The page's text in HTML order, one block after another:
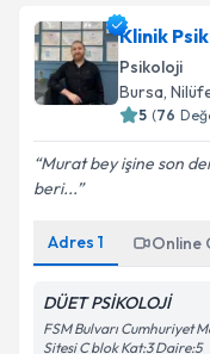
Klinik
Psikoloji
Bursa,
5 (76
Murat bey işine son
beri...
Adres 1 Online
DÜET PSİKOLOJİ
FSM Bulvarı Cumhuriyet
Sitesi C blok Kat:3 Daire:5